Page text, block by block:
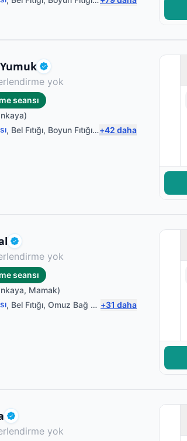
Doğrulanmış
yok
seansı
)
, Bel Fıtığı, Boyun Fıtığı,Sırt Ağrısı
+42 daha
Doğrulanmış
yok
seansı
, Mamak)
, Bel Fıtığı, Omuz Bağ Yaralanması +31 daha
Doğrulanmış
yok